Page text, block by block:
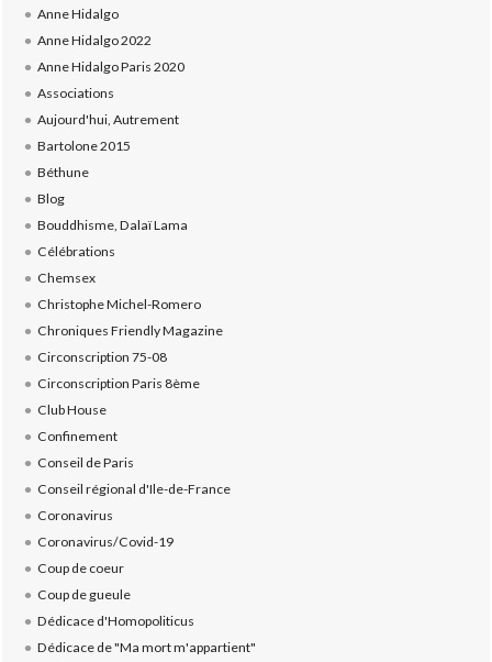
Anne Hidalgo
Anne Hidalgo 2022
Anne Hidalgo Paris 2020
Associations
Aujourd'hui, Autrement
Bartolone 2015
Béthune
Blog
Bouddhisme, Dalaï Lama
Célébrations
Chemsex
Christophe Michel-Romero
Chroniques Friendly Magazine
Circonscription 75-08
Circonscription Paris 8ème
Club House
Confinement
Conseil de Paris
Conseil régional d'Ile-de-France
Coronavirus
Coronavirus/Covid-19
Coup de coeur
Coup de gueule
Dédicace d'Homopoliticus
Dédicace de "Ma mort m'appartient"